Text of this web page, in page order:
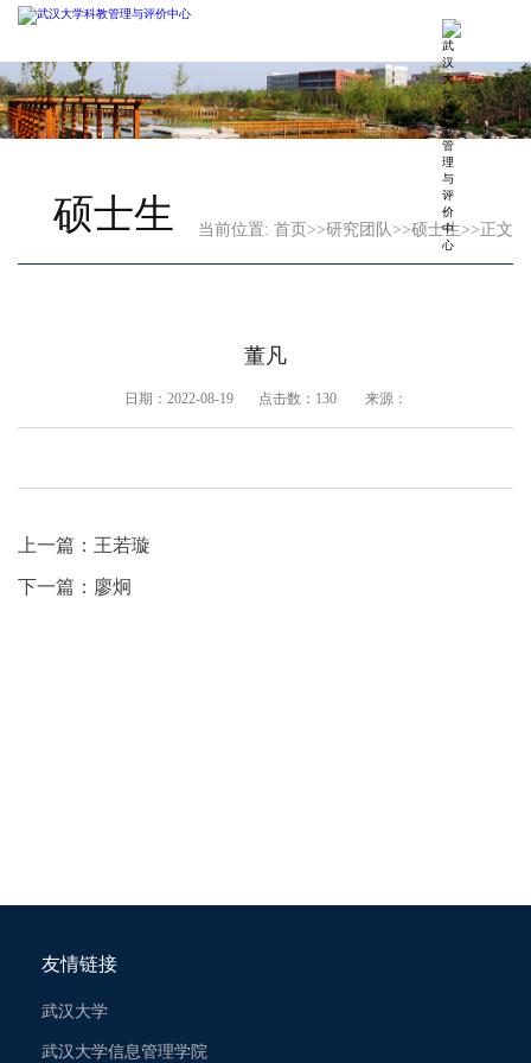
当前位置: 首页 >>研究团队>>硕士生>> 正文
硕士生
董凡
日期：2022-08-19 点击数： 130来源：
上一篇： 王若璇
下一篇： 廖炯
友情链接
武汉大学
武汉大学信息管理学院